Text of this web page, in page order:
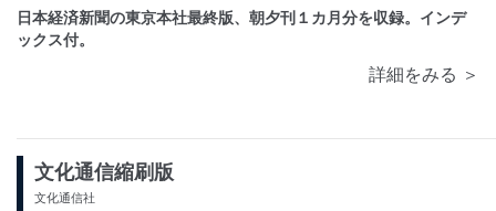
日本経済新聞の東京本社最終版、朝夕刊１カ月分を収録。インデ
ックス付。
詳細をみる ＞
文化通信縮刷版
文化通信社